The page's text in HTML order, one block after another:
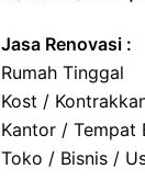
Jasa Renovasi :
Rumah Tinggal
Kost /
Kantor / Tempat
Toko / Bisnis /